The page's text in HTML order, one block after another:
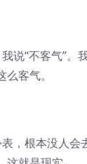
说“不客气”。
么客气。
根本没人会